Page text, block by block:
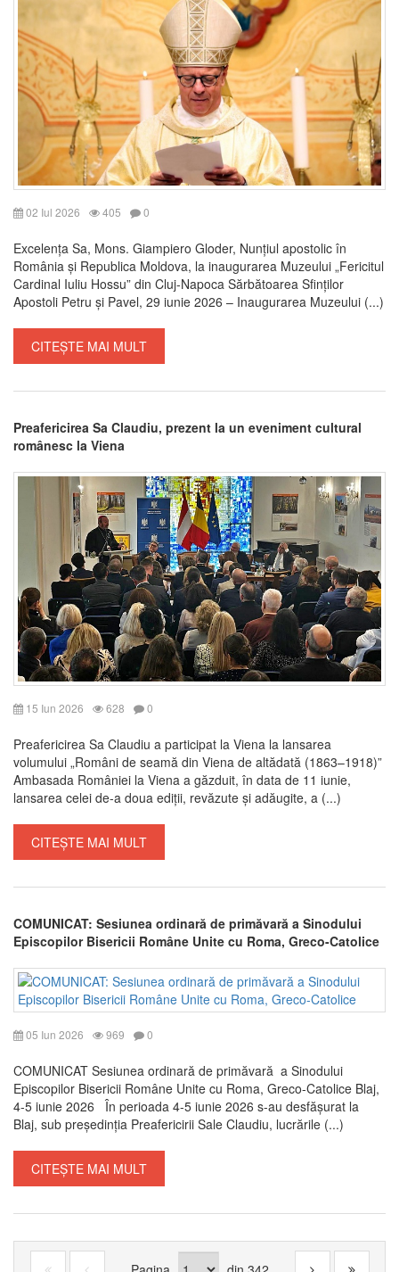
02 Iul 2026 405 0
Excelența Sa, Mons. Giampiero Gloder, Nunțiul apostolic în
România și Republica Moldova, la inaugurarea Muzeului „Fericitul
Cardinal Iuliu Hossu” din Cluj-Napoca Sărbătoarea Sfinților
Apostoli Petru și Pavel, 29 iunie 2026 – Inaugurarea Muzeului (...)
CITEȘTE MAI MULT
Preafericirea Sa Claudiu, prezent la un eveniment cultural
românesc la Viena
15 Iun 2026 628 0
Preafericirea Sa Claudiu a participat la Viena la lansarea
volumului „Români de seamă din Viena de altădată (1863–1918)”
Ambasada României la Viena a găzduit, în data de 11 iunie,
lansarea celei de-a doua ediții, revăzute și adăugite, a (...)
CITEȘTE MAI MULT
COMUNICAT: Sesiunea ordinară de primăvară a Sinodului
Episcopilor Bisericii Române Unite cu Roma, Greco-Catolice
05 Iun 2026 969 0
COMUNICAT Sesiunea ordinară de primăvară a Sinodului
Episcopilor Bisericii Române Unite cu Roma, Greco-Catolice Blaj,
4-5 iunie 2026 În perioada 4-5 iunie 2026 s-au desfășurat la
Blaj, sub președinția Preafericirii Sale Claudiu, lucrările (...)
CITEȘTE MAI MULT